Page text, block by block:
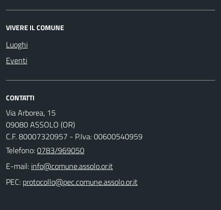
VIVERE IL COMUNE
Luoghi
Eventi
CONTATTI
Via Arborea, 15
09080 ASSOLO (OR)
C.F. 80007320957 - P.Iva: 00600540959
Telefono:0783/969050
E-mail:
PEC: